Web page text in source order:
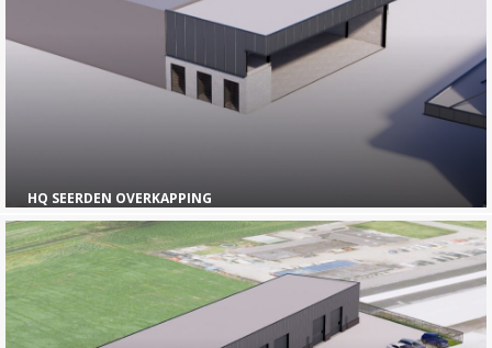
HQ SEERDEN OVERKAPPING